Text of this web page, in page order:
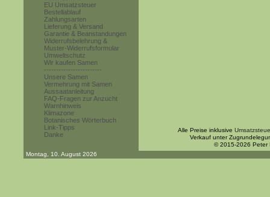
EU Umsatzsteuer
Bestellablauf
Zahlungsarten
Lieferung & Versand
Garantie & Beanstandungen
Widerrufsbelehrung &
Muster-Widerrufsformular
Umweltschutz
Wir kaufen Samen
------------------------
Unsere Samen
Vermehrung mit Samen
Aussaatanleitung
FAQ-Fragen zur Anzucht
Warnhinweis
Klimazone
Botanisches Wörterbuch
Link-Tipps
Danke
Alle Preise inklusive
Verkauf unter
© 2015-2026 Peter
Montag, 10. August 2026